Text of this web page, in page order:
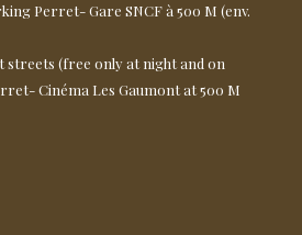
Perret- Gare SNCF à 500 M (env.
streets (free only at night and on
Cinéma Les Gaumont at 500 M